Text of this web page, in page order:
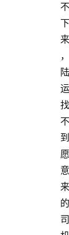
不
下
来
，
陆
运
找
不
到
愿
意
来
的
司